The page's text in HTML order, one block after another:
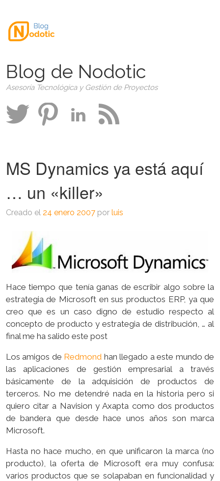
Blog de Nodotic
Asesoría Tecnológica y Gestión de Proyectos
MS Dynamics ya está aquí
… un «killer»
Creado el 24 enero 2007por luis
Hace tiempo que tenía ganas de escribir algo sobre la
estrategia de Microsoft en sus productos ERP, ya que
creo que es un caso digno de estudio respecto al
concepto de producto y estrategia de distribución, … al
final me ha salido este post
Los amigos de Redmond han llegado a este mundo de
las aplicaciones de gestión empresarial a través
básicamente de la adquisición de productos de
terceros. No me detendré nada en la historia pero si
quiero citar a Navision y Axapta como dos productos
de bandera que desde hace unos años son marca
Microsoft.
Hasta no hace mucho, en que unificaron la marca (no
producto), la oferta de Microsoft era muy confusa:
varios productos que se solapaban en funcionalidad y